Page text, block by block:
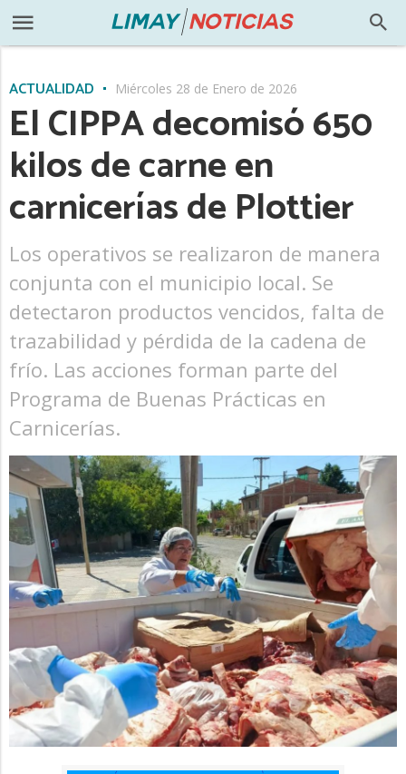
ACTUALIDAD Miércoles 28 de Enero de 2026
El CIPPA decomisó 650
kilos de carne en
carnicerías de Plottier
Los operativos se realizaron de manera
conjunta con el municipio local. Se
detectaron productos vencidos, falta de
trazabilidad y pérdida de la cadena de
frío. Las acciones forman parte del
Programa de Buenas Prácticas en
Carnicerías.